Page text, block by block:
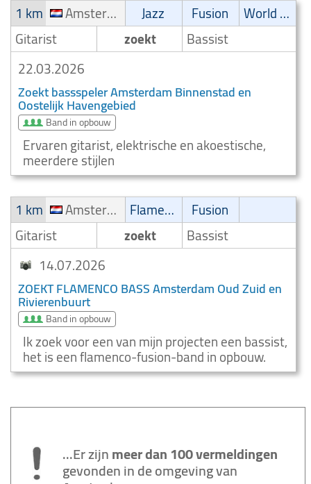
1 km
Amsterdam Binnenstad en Oostelijk Havengebied Jazz Fusion
World music
Gitarist
zoekt
Bassist
22.03.2026
Zoekt bassspeler Amsterdam Binnenstad en
Oostelijk Havengebied
Band in opbouw
Ervaren gitarist, elektrische en akoestische,
meerdere stijlen
1 km
Amsterdam Oud Zuid en Rivierenbuurt Flamenco
Fusion
Gitarist
zoekt
Bassist
14.07.2026
ZOEKT FLAMENCO BASS Amsterdam Oud Zuid en
Rivierenbuurt
Band in opbouw
Ik zoek voor een van mijn projecten een bassist,
het is een flamenco-fusion-band in opbouw.
...Er zijnmeer dan 100 vermeldingen
gevonden in de omgeving van